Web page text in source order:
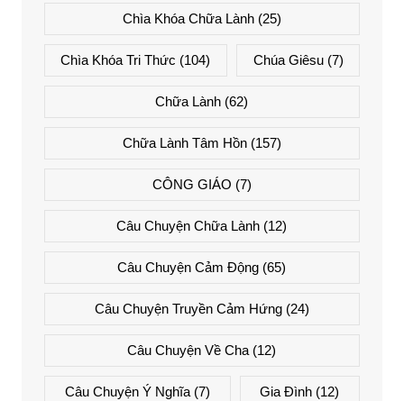
Chìa Khóa Chữa Lành(25)
Chìa Khóa Tri Thức (104) Chúa Giêsu(7)
Chữa Lành (62)
Chữa Lành Tâm Hồn(157)
CÔNG GIÁO (7)
Câu Chuyện Chữa Lành (12)
Câu Chuyện Cảm Động (65)
Câu Chuyện Truyền Cảm Hứng(24)
Câu Chuyện Về Cha (12)
Câu Chuyện Ý Nghĩa(7) Gia Đình (12)